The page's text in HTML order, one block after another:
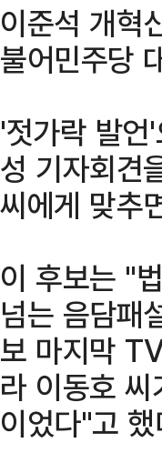
이준석 개혁
불어민주당
'젓가락 발
성 기자회견
씨에게 맞추
이 후보는 "
넘는 음담패
보 마지막
라 이동호
이었다"고